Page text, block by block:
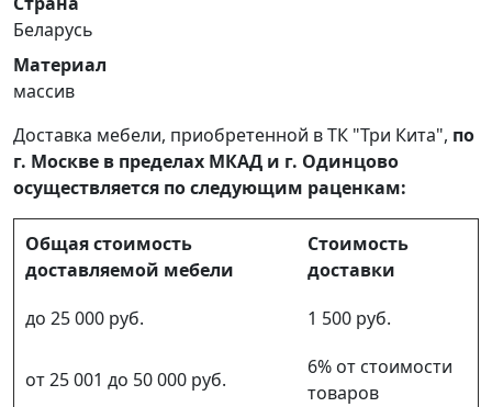
Беларусь
Материал
массив
Доставка мебели, приобретенной в ТК "Три Кита", по
г. Москве в пределах МКАД и г. Одинцово
осуществляется по следующим раценкам:
Общая стоимость
доставляемой мебели
Стоимость
доставки
до 25 000 руб.
1 500 руб.
от 25 001 до 50 000 руб.
6% от стоимости
товаров